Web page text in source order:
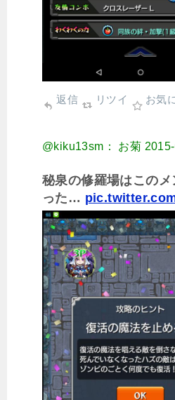
返信 リツイ お気
@kiku13sm： お菊
秘泉の修羅場はこの
った…